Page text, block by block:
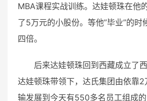
MBA课程实战训练。达娃顿珠在他
了5万元的小股份。等他”毕业”的时
四倍。
后来达娃顿珠回到西藏成立了
达娃顿珠带领下，达氏集团由依靠
输发展到今天有550多名员工组成